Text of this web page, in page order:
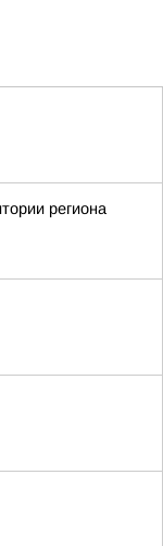
региона